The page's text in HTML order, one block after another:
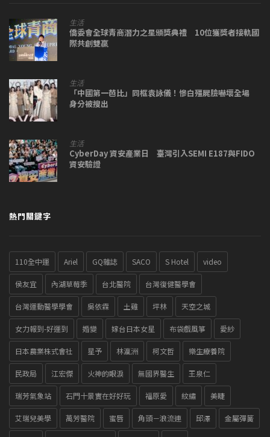
生活
僑委會全球青商潛力之星頒獎典禮 10位獲獎者接軌國
際共創雙贏
生活
「中國第一芭比」同框袁詠儀！慘白殭屍臉嚇壞全場
身分被搜出
生活
CyberDay 資安產業日 臺灣引入SEMI E187與FIDO
資安驗證
熱門關鍵字
110全中運 Ariel GQ雜誌 SACO S Hotel video
侯友宜 內湖草莓季 台北醫院 台灣復健醫學會
台灣運動醫學學會 吳依霖 土雞 坪林 天空之城
女力報到-好運到 婚變 嫁台日本女星 布袋戲風箏 愛紗
日本農業株式會社 星予 林瀛洲 柯文哲 樂生療養院
民政局 江宏傑 火神的眼淚 無國界醫生 王泉仁
瑞芳氣象站 石門十景實在好好玩 福原愛 紋繡 美睫
艾瑞兒美學 萬芳醫院 蜜唇 角頭－浪流連 邱澤 金屬彈簧